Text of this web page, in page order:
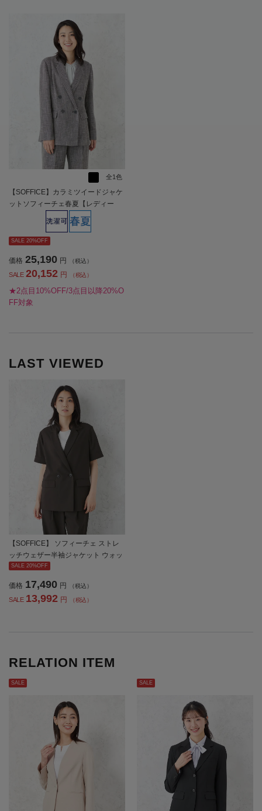
全1色
【SOFFICE】カラミツイードジャケ
ットソフィーチェ春夏【レディー
SALE 20%OFF
価格 25,190 円 （税込）
SALE 20,152 円 （税込）
★2点目10%OFF/3点目以降20%O
FF対象
LAST VIEWED
【SOFFICE】 ソフィーチェ ストレ
ッチウェザー半袖ジャケット ウォッ
シャブル 春夏
SALE 20%OFF
価格 17,490 円 （税込）
SALE 13,992 円 （税込）
RELATION ITEM
SALE SALE